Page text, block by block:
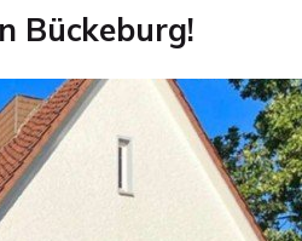
Bückeburg!